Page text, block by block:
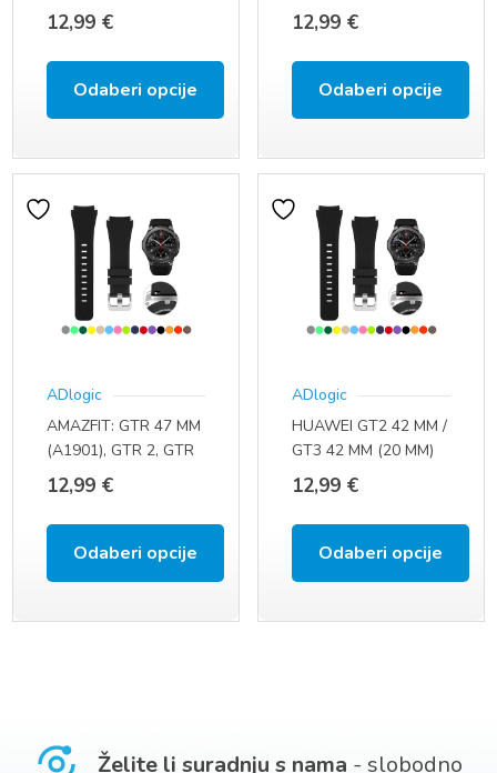
FRONTIER (SM-R760)
(22 MM)
12,99 €
Odaberi opcije
proizvod
ima
više
varijanti.
Opcije
mogu
odabrati
na
proizvoda
(SM-R840 / SM-R845F
/ SM-R845U) (22 MM)
12,99 €
Odaberi opcije
proizvod
ima
više
varijanti.
Opcije
mogu
odabrati
na
proizvoda
ADlogic
AMAZFIT: GTR 47 MM
(A1901), GTR 2, GTR
2E, GTR 3, GTR 3
PRO, GTR 4 (22 MM)
12,99 €
Odaberi opcije
varijanti.
ADlogic
HUAWEI GT2 42 MM /
GT3 42 MM (20 MM)
12,99 €
Odaberi opcije
Želite li suradnju s nama - slobodno